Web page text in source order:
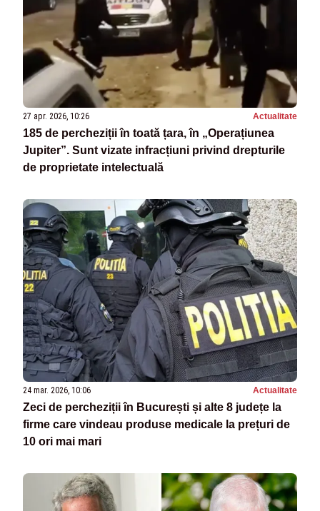
27 apr. 2026, 10:26 Actualitate
185 de percheziții în toată țara, în „Operațiunea
Jupiter”. Sunt vizate infracțiuni privind drepturile
de proprietate intelectuală
24 mar. 2026, 10:06 Actualitate
Zeci de percheziții în București și alte 8 județe la
firme care vindeau produse medicale la prețuri de
10 ori mai mari